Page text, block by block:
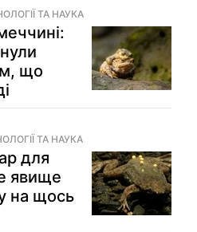
ТА НАУКА
що
ТА НАУКА
для
явище
на щось